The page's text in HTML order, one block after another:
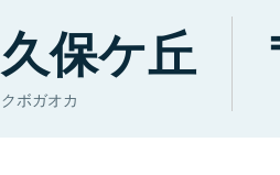
久保ケ丘
クボガオカ